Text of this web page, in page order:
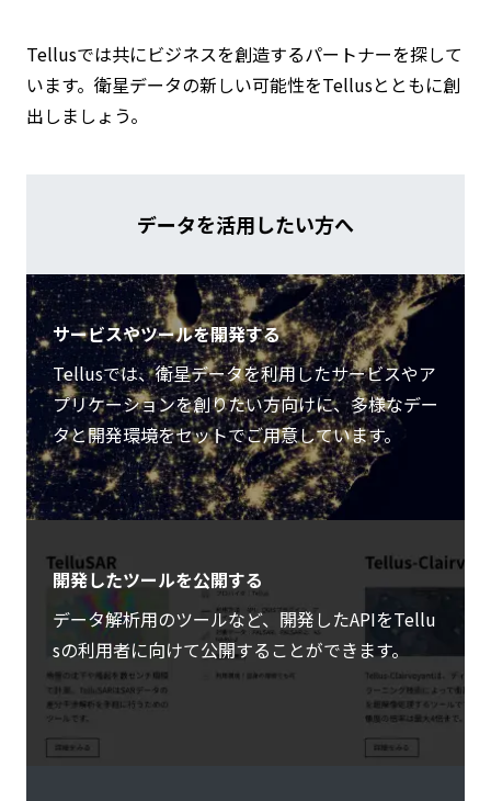
Tellusでは共にビジネスを創造するパートナーを探して
います。衛星データの新しい可能性をTellusとともに創
出しましょう。
データを活用したい方へ
サービスやツールを開発する
Tellusでは、衛星データを利用したサービスやア
プリケーションを創りたい方向けに、多様なデー
タと開発環境をセットでご用意しています。
開発したツールを公開する
データ解析用のツールなど、開発したAPIをTellu
sの利用者に向けて公開することができます。